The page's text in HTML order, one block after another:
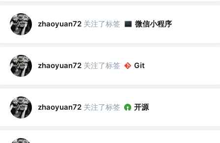
zhaoyuan72 关注了标签 微信小程序
zhaoyuan72 关注了标签 Git
zhaoyuan72 关注了标签 开源